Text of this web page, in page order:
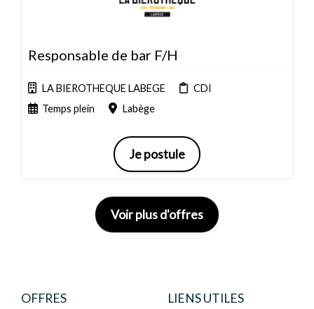
Responsable de bar F/H
LA BIEROTHEQUE LABEGE
CDI
Temps plein
Labège
Je postule
Voir plus d'offres
OFFRES LIENS UTILES